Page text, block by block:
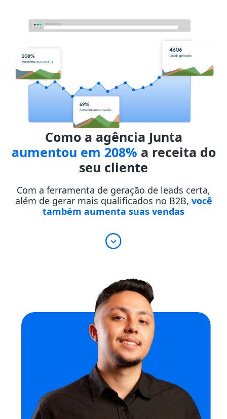
Como a agência Junta
aumentou em 208% a receita do
seu cliente
Com a ferramenta de geração de leads certa,
além de gerar mais qualificados no B2B, você
também aumenta suas vendas